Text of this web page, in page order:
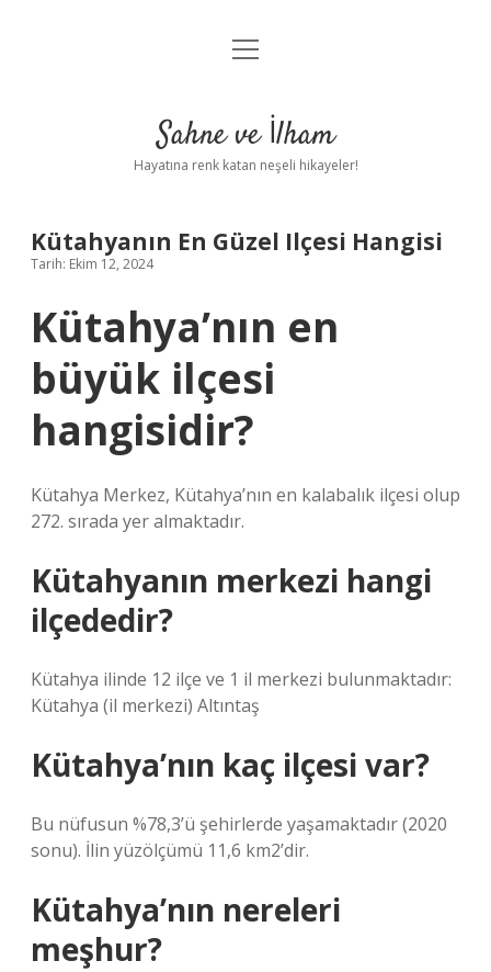
Anasayfa
Yasal Uyarı
menüyü
Sahne ve İlham
Hayatına renk katan neşeli hikayeler!
Kütahyanın En Güzel Ilçesi Hangisi
Tarih: Ekim 12, 2024
Kütahya’nın en
büyük ilçesi
hangisidir?
Kütahya Merkez, Kütahya’nın en kalabalık ilçesi olup
272. sırada yer almaktadır.
Kütahyanın merkezi hangi
ilçededir?
Kütahya ilinde 12 ilçe ve 1 il merkezi bulunmaktadır:
Kütahya (il merkezi) Altıntaş
Kütahya’nın kaç ilçesi var?
Bu nüfusun %78,3’ü şehirlerde yaşamaktadır (2020
sonu). İlin yüzölçümü 11,6 km2’dir.
Kütahya’nın nereleri
meşhur?